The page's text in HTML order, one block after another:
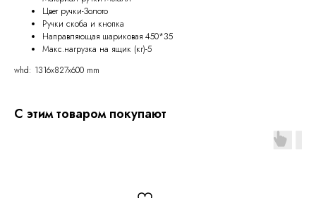
Цвет ручки-Золото
Ручки скоба и кнопка
Направляющая шариковая 450*35
Макс.нагрузка на ящик (кг)-5
whd: 1316x827x600 mm
С этим товаром покупают